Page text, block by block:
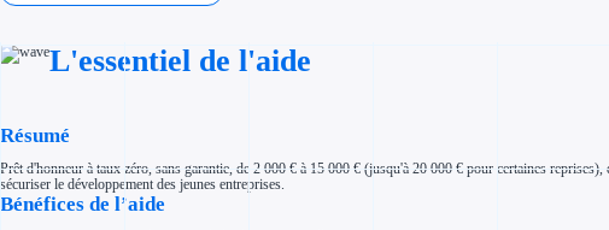
Crédits & réductions d'impôt
Exonération fiscale
Avance remboursable
Garantie bancaire entreprise
L'essentiel de l'aide
Résumé
Prêt d'honneur à taux zéro, sans garantie, de 2 000 € à 15 000 € (jusqu'à 20 000 € pour certaines
sécuriser le développement des jeunes entreprises.
Bénéfices de l’aide